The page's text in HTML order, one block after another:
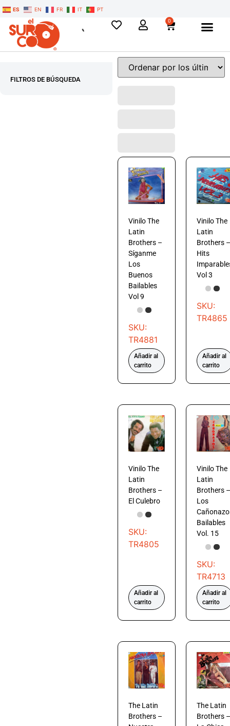
ES EN FR IT PT
0
FILTROS DE BÚSQUEDA
Vinilo The
Latin
Brothers –
Síganme
Los
Buenos
Bailables
Vol 9
SKU:
TR4881
Añadir al
carrito
Vinilo The
Latin
Brothers –
Hits
Vol 3
SKU:
TR4865
Añadir al
carrito
Vinilo The
Latin
Brothers –
El Culebro
SKU:
TR4805
Añadir al
carrito
Vinilo The
Latin
Brothers –
Los
Bailables
Vol. 15
SKU:
TR4713
Añadir al
carrito
The Latin
Brothers –
The Latin
Brothers –